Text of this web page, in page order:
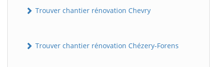
Trouver chantier rénovation Chevry
Trouver chantier rénovation Chézery-Forens